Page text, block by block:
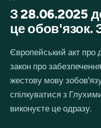
З 28.06.2025
це обов'язок.
Європейський акт про
закон про
жестову мову
спілкуватися з
виконуєте це одразу.